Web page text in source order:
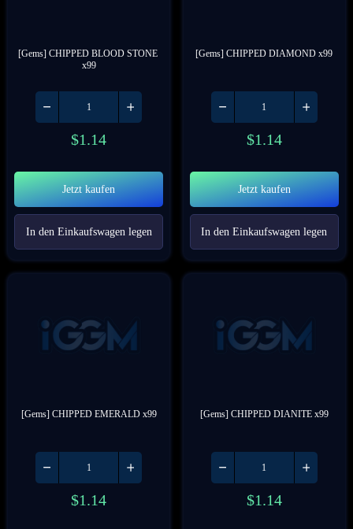
[Gems] CHIPPED BLOOD STONE
x99
$1.14
Jetzt kaufen
In den Einkaufswagen legen
[Gems] CHIPPED DIAMOND x99
$1.14
Jetzt kaufen
In den Einkaufswagen legen
[Gems] CHIPPED EMERALD x99
$1.14
[Gems] CHIPPED DIANITE x99
$1.14